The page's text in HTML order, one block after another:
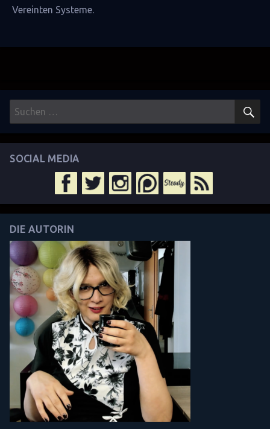
Vereinten Systeme.
Suchen
nach:
SOCIAL MEDIA
DIE AUTORIN